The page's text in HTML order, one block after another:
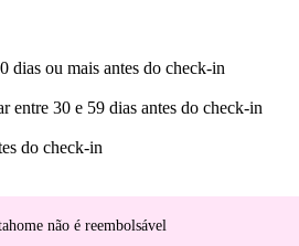
dias ou mais antes do check-in
entre 30 e 59 dias antes do check-in
do check-in
não é reembolsável